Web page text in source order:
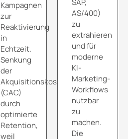
Kampagnen
zur
Reaktivierung
in
Echtzeit.
Senkung
der
Akquisitionskosten
(CAC)
durch
optimierte
Retention,
weil
SAP,
AS/400)
zu
extrahieren
und für
moderne
KI-
Marketing-
Workflows
nutzbar
zu
machen.
Die